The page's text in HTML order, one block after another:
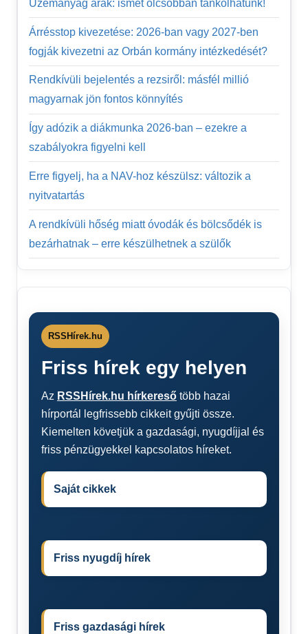
Üzemanyag árak: ismét olcsóbban tankolhatunk!
Árrésstop kivezetése: 2026-ban vagy 2027-ben
fogják kivezetni az Orbán kormány intézkedését?
Rendkívüli bejelentés a rezsiről: másfél millió
magyarnak jön fontos könnyítés
Így adózik a diákmunka 2026-ban – ezekre a
szabályokra figyelni kell
Erre figyelj, ha a NAV-hoz készülsz: változik a
nyitvatartás
A rendkívüli hőség miatt óvodák és bölcsődék is
bezárhatnak – erre készülhetnek a szülők
RSSHírek.hu
Friss hírek egy helyen
Az RSSHírek.hu hírkereső több hazai
hírportál legfrissebb cikkeit gyűjti össze.
Kiemelten követjük a gazdasági, nyugdíjjal és
friss pénzügyekkel kapcsolatos híreket.
Saját cikkek
Friss nyugdíj hírek
Friss gazdasági hírek